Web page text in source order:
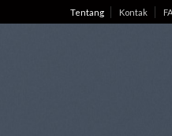
Tentang Kontak